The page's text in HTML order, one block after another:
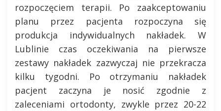
rozpoczęciem terapii. Po zaakceptowaniu
planu przez pacjenta rozpoczyna się
produkcja indywidualnych nakładek. W
Lublinie czas oczekiwania na pierwsze
zestawy nakładek zazwyczaj nie przekracza
kilku tygodni. Po otrzymaniu nakładek
pacjent zaczyna je nosić zgodnie z
zaleceniami ortodonty, zwykle przez 20-22